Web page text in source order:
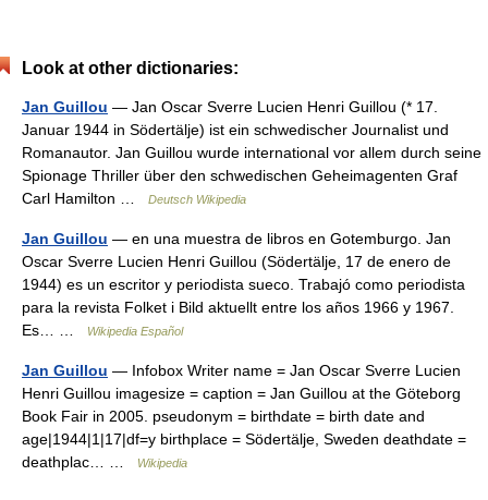
Look at other dictionaries:
Jan Guillou — Jan Oscar Sverre Lucien Henri Guillou (* 17.
Januar 1944 in Södertälje) ist ein schwedischer Journalist und
Romanautor. Jan Guillou wurde international vor allem durch seine
Spionage Thriller über den schwedischen Geheimagenten Graf
Carl Hamilton …
Deutsch Wikipedia
Jan Guillou — en una muestra de libros en Gotemburgo. Jan
Oscar Sverre Lucien Henri Guillou (Södertälje, 17 de enero de
1944) es un escritor y periodista sueco. Trabajó como periodista
para la revista Folket i Bild aktuellt entre los años 1966 y 1967.
Es… …
Wikipedia Español
Jan Guillou — Infobox Writer name = Jan Oscar Sverre Lucien
Henri Guillou imagesize = caption = Jan Guillou at the Göteborg
Book Fair in 2005. pseudonym = birthdate = birth date and
age|1944|1|17|df=y birthplace = Södertälje, Sweden deathdate =
deathplac… …
Wikipedia